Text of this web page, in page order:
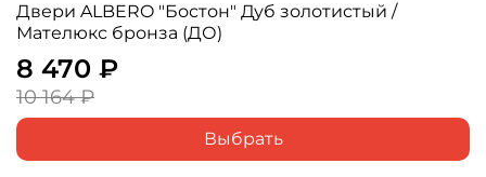
Двери ALBERO "Бостон" Дуб золотистый /
Мателюкс бронза (ДО)
8 470 ₽
10 164 ₽
Выбрать